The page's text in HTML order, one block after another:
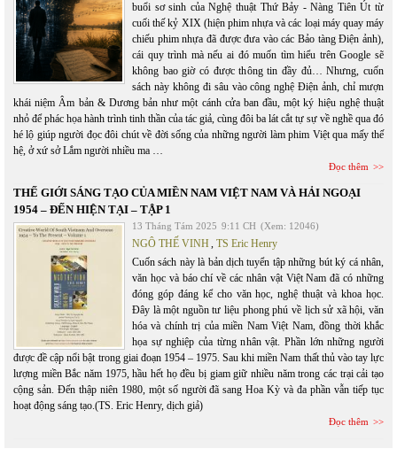
buổi sơ sinh của Nghệ thuật Thứ Bảy - Nàng Tiên Út từ
cuối thế kỷ XIX (hiện phim nhựa và các loại máy quay máy
chiếu phim nhựa đã được đưa vào các Bảo tàng Điện ảnh),
cái quy trình mà nếu ai đó muốn tìm hiểu trên Google sẽ
không bao giờ có được thông tin đầy đủ… Nhưng, cuốn
sách này không đi sâu vào công nghệ Điện ảnh, chỉ mượn
khái niệm Âm bản & Dương bản như một cánh cửa ban đầu, một ký hiệu nghệ thuật
nhỏ để phác họa hành trình tinh thần của tác giả, cùng đôi ba lát cắt tự sự về nghề qua đó
hé lộ giúp người đọc đôi chút về đời sống của những người làm phim Việt qua mấy thế
hệ, ở xứ sở Lắm người nhiều ma …
Đọc thêm
THẾ GIỚI SÁNG TẠO CỦA MIỀN NAM VIỆT NAM VÀ HẢI NGOẠI
1954 – ĐẾN HIỆN TẠI – TẬP 1
13 Tháng Tám 2025 9:11 CH (Xem: 12046)
NGÔ THẾ VINH, TS Eric Henry
Cuốn sách này là bản dịch tuyển tập những bút ký cá nhân,
văn học và báo chí về các nhân vật Việt Nam đã có những
đóng góp đáng kể cho văn học, nghệ thuật và khoa học.
Đây là một nguồn tư liệu phong phú về lịch sử xã hội, văn
hóa và chính trị của miền Nam Việt Nam, đồng thời khắc
họa sự nghiệp của từng nhân vật. Phần lớn những người
được đề cập nổi bật trong giai đoạn 1954 – 1975. Sau khi miền Nam thất thủ vào tay lực
lượng miền Bắc năm 1975, hầu hết họ đều bị giam giữ nhiều năm trong các trại cải tạo
cộng sản. Đến thập niên 1980, một số người đã sang Hoa Kỳ và đa phần vẫn tiếp tục
hoạt động sáng tạo.(TS. Eric Henry, dịch giả)
Đọc thêm